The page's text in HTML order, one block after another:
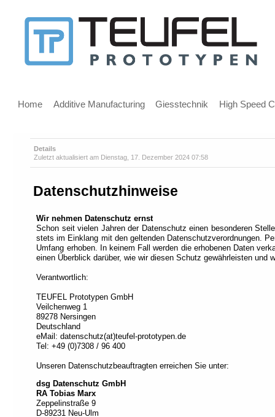
Nachricht
von
Willkommen!
Screenreader
benutzen,
empfehlen
"Vollzugriff".
alternatives
Navigieren
gedacht.
Jede
Home Additive Manufacturing Giesstechnik High Speed
Details
Zuletzt aktualisiert am Dienstag, 17. Dezember 2024 07:58
Datenschutzhinweise
Wir nehmen Datenschutz ernst
Schon seit vielen Jahren der Datenschutz einen besonderen
stets im Einklang mit den geltenden Datenschutzverordnungen.
Umfang erhoben. In keinem Fall werden die erhobenen Daten
einen Überblick darüber, wie wir diesen Schutz gewährleisten und
Verantwortlich:
TEUFEL Prototypen GmbH
Veilchenweg 1
89278 Nersingen
Deutschland
eMail: datenschutz(at)teufel-prototypen.de
Tel: +49 (0)7308 / 96 400
Unseren Datenschutzbeauftragten erreichen Sie unter:
dsg Datenschutz GmbH
RA Tobias Marx
Zeppelinstraße 9
D-89231 Neu-Ulm